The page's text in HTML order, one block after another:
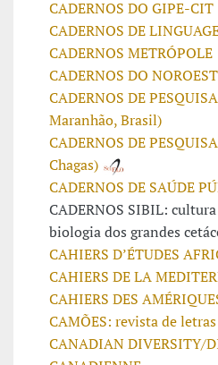
CADERNOS DO GIPE-CIT
CADERNOS DE
CADERNOS METRÓPOLE
CADERNOS DO
CADERNOS DE
Maranhão, Brasil)
CADERNOS DE
Chagas)
CADERNOS DE SAÚDE
CADERNOS SIBIL:
biologia dos grandes
CAHIERS D’ÉTUDES
CAHIERS DE LA
CAHIERS DES
CAMÕES: revista de
CANADIAN DIVERSITY/